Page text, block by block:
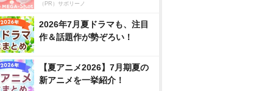
（PR）サボリーノ
2026年7月夏ドラマも、注目
作＆話題作が勢ぞろい！
【夏アニメ2026】7月期夏の
新アニメを一挙紹介！